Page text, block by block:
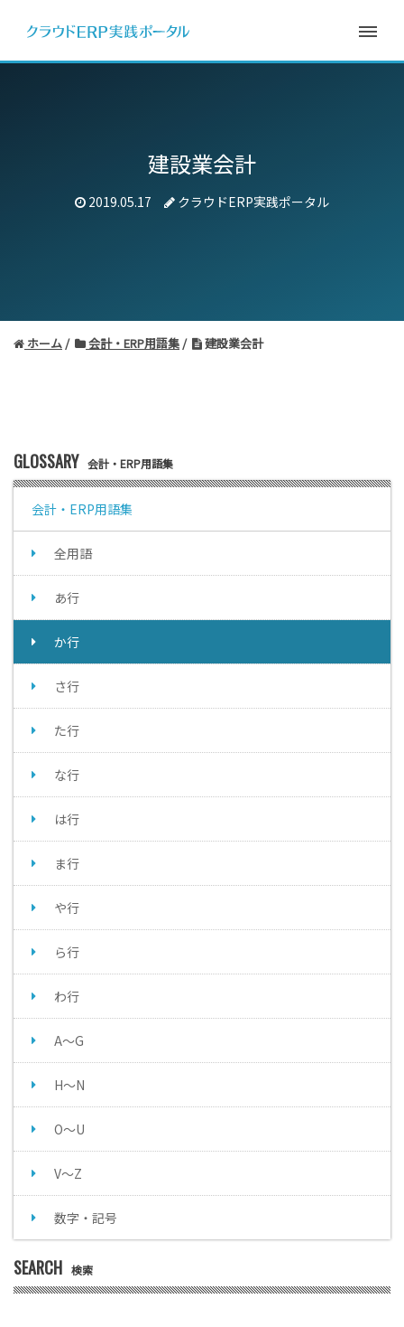
建設業会計
2019.05.17 クラウドERP実践ポータル
ホーム 会計・ERP用語集 建設業会計
GLOSSARY 会計・ERP用語集
会計・ERP用語集
全用語
あ行
か行
さ行
た行
な行
は行
ま行
や行
ら行
わ行
A～G
H～N
O～U
V～Z
数字・記号
SEARCH 検索